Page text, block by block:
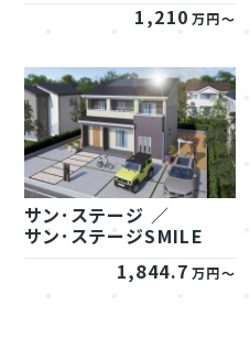
1,210 万円～
サン･ステージ ／
サン･ステージSMILE
1,844.7 万円～